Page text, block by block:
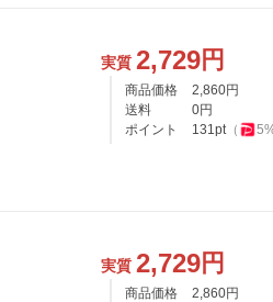
実質 2,729円
商品価格 2,860円
送料
0円
ポイント
131pt（ 5
実質 2,729円
商品価格 2,860円